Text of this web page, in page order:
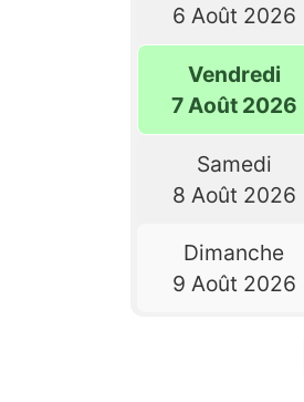
6 Août 2026
Vendredi
7 Août 2026
Samedi
8 Août 2026
Dimanche
9 Août 2026